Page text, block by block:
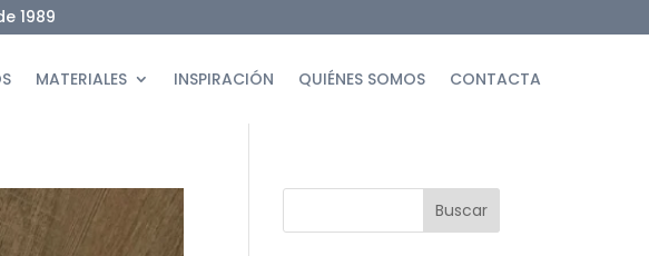
1989
MATERIALES INSPIRACIÓN QUIÉNES SOMOS CONTACTA
Buscar